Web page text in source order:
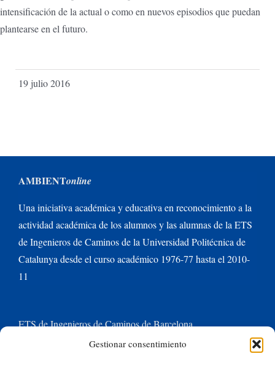
Gestionar consentimiento
intensificación de la actual o como en nuevos episodios que puedan
plantearse en el futuro.
19 julio 2016
AMBIENTonline
Una iniciativa académica y educativa en reconocimiento a la
actividad académica de los alumnos y las alumnas de la ETS
de Ingenieros de Caminos de la Universidad Politécnica de
Catalunya desde el curso académico 1976-77 hasta el 2010-
11
ETS de Ingenieros de Caminos de Barcelona
Universitat Politècnica de Catalunya BarcelonaTech